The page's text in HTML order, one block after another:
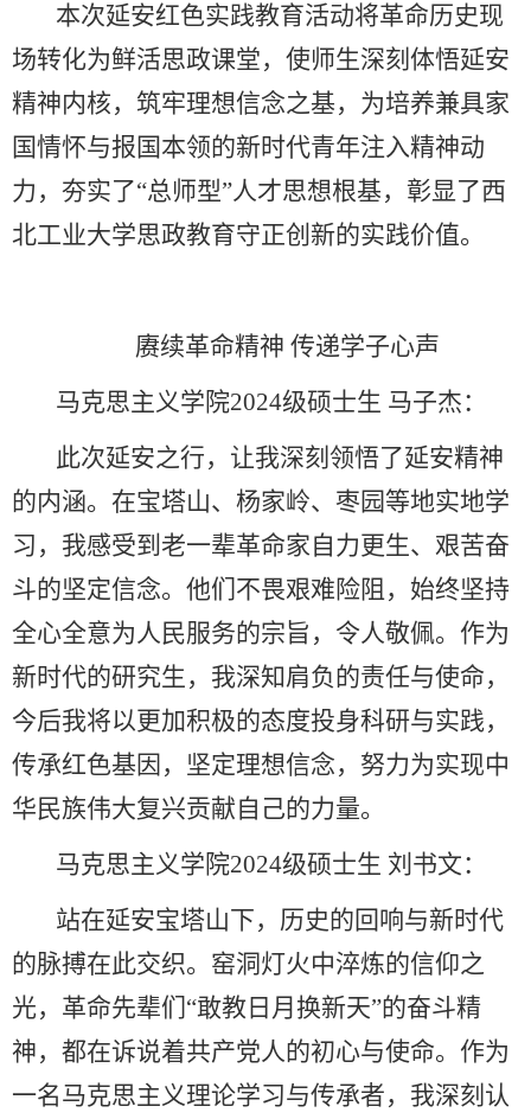
本次延安红色实践教育活动将革命历史现
场转化为鲜活思政课堂，使师生深刻体悟延安
精神内核，筑牢理想信念之基，为培养兼具家
国情怀与报国本领的新时代青年注入精神动
力，夯实了“总师型”人才思想根基，彰显了西
北工业大学思政教育守正创新的实践价值。
赓续革命精神 传递学子心声
马克思主义学院2024级硕士生 马子杰：
此次延安之行，让我深刻领悟了延安精神
的内涵。在宝塔山、杨家岭、枣园等地实地学
习，我感受到老一辈革命家自力更生、艰苦奋
斗的坚定信念。他们不畏艰难险阻，始终坚持
全心全意为人民服务的宗旨，令人敬佩。作为
新时代的研究生，我深知肩负的责任与使命，
今后我将以更加积极的态度投身科研与实践，
传承红色基因，坚定理想信念，努力为实现中
华民族伟大复兴贡献自己的力量。
马克思主义学院2024级硕士生 刘书文：
站在延安宝塔山下，历史的回响与新时代
的脉搏在此交织。窑洞灯火中淬炼的信仰之
光，革命先辈们“敢教日月换新天”的奋斗精
神，都在诉说着共产党人的初心与使命。作为
一名马克思主义理论学习与传承者，我深刻认